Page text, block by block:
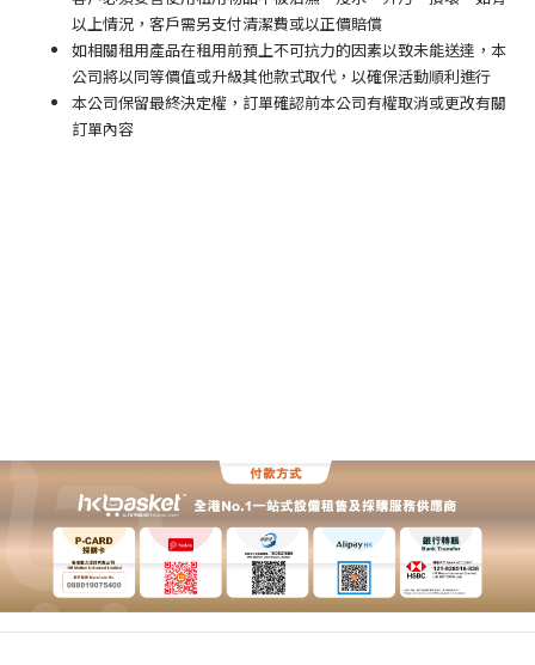
以上情況，客戶需另支付清潔費或以正價賠償
如相關租用產品在租用前預上不可抗力的因素以致未能送達，本
公司將以同等價值或升級其他款式取代，以確保活動順利進行
本公司保留最終決定權，訂單確認前本公司有權取消或更改有關
訂單內容